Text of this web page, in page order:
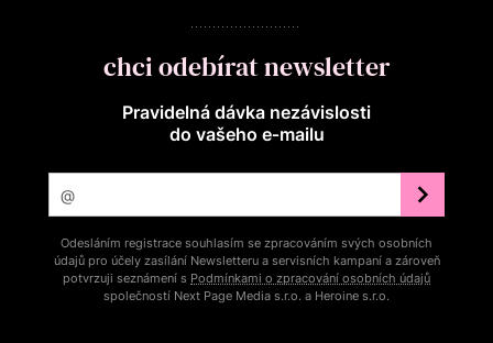
chci odebírat newsletter
Pravidelná dávka nezávislosti
do vašeho e‑mailu
Odesláním registrace souhlasím se zpracováním svých osobních
údajů pro účely zasílání Newsletteru a servisních kampaní a zároveň
potvrzuji seznámení s Podmínkami o zpracování osobních údajů
společností Next Page Media s.r.o. a Heroine s.r.o.